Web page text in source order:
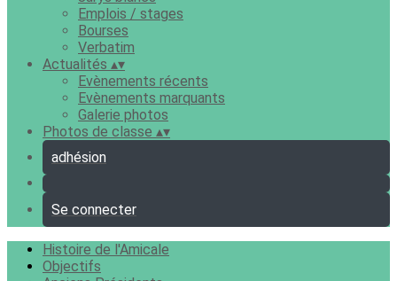
Emplois / stages
Bourses
Verbatim
Actualités ▴▾
Evènements récents
Evènements marquants
Galerie photos
Photos de classe ▴▾
adhésion
Se connecter
Histoire de l'Amicale
Objectifs